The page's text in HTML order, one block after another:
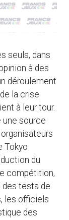
seuls, dans
à des
déroulement
la crise
à leur tour.
une source
Tokyo
du
compétition,
des tests de
les officiels
des